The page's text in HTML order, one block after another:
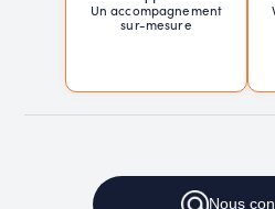
Un accompagnement
sur-mesure
Nous